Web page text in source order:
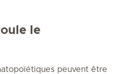
le
peuvent être